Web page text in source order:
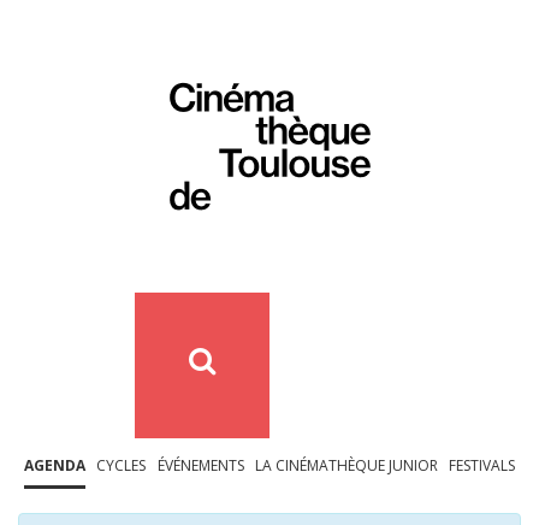
AGENDA CYCLES ÉVÉNEMENTS LA CINÉMATHÈQUE JUNIOR FESTIVALS